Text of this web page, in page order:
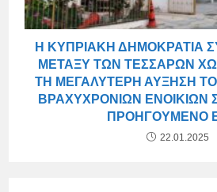
Η ΚΥΠΡΙΑΚΉ ΔΗΜΟΚΡΑΤΊΑ
ΜΕΤΑΞΎ ΤΩΝ ΤΕΣΣΆΡΩΝ
ΤΗ ΜΕΓΑΛΎΤΕΡΗ ΑΎΞΗΣΗ
ΒΡΑΧΥΧΡΌΝΙΩΝ ΕΝΟΙΚΊΩΝ
ΠΡΟΗΓΟΎΜΕΝΟ
22.01.2025